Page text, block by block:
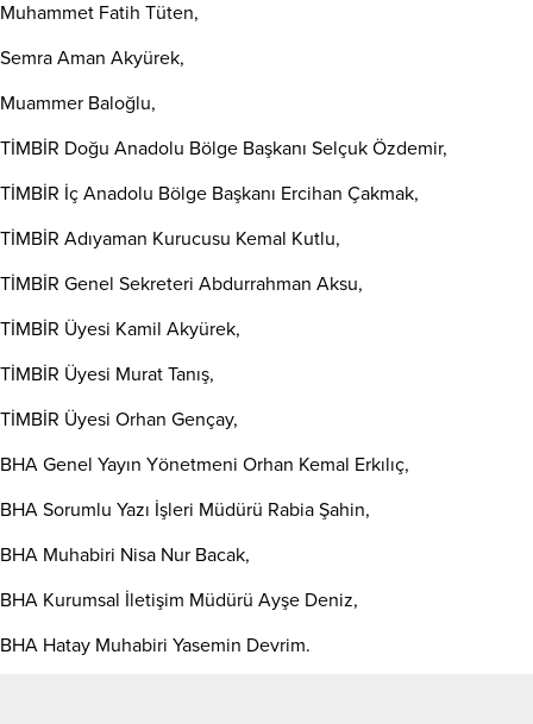
Muhammet Fatih Tüten,
Semra Aman Akyürek,
Muammer Baloğlu,
TİMBİR Doğu Anadolu Bölge Başkanı Selçuk Özdemir,
TİMBİR İç Anadolu Bölge Başkanı Ercihan Çakmak,
TİMBİR Adıyaman Kurucusu Kemal Kutlu,
TİMBİR Genel Sekreteri Abdurrahman Aksu,
TİMBİR Üyesi Kamil Akyürek,
TİMBİR Üyesi Murat Tanış,
TİMBİR Üyesi Orhan Gençay,
BHA Genel Yayın Yönetmeni Orhan Kemal Erkılıç,
BHA Sorumlu Yazı İşleri Müdürü Rabia Şahin,
BHA Muhabiri Nisa Nur Bacak,
BHA Kurumsal İletişim Müdürü Ayşe Deniz,
BHA Hatay Muhabiri Yasemin Devrim.